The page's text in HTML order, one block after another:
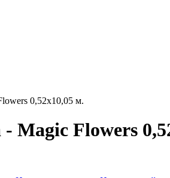
0,52x10,05 м.
Magic Flowers